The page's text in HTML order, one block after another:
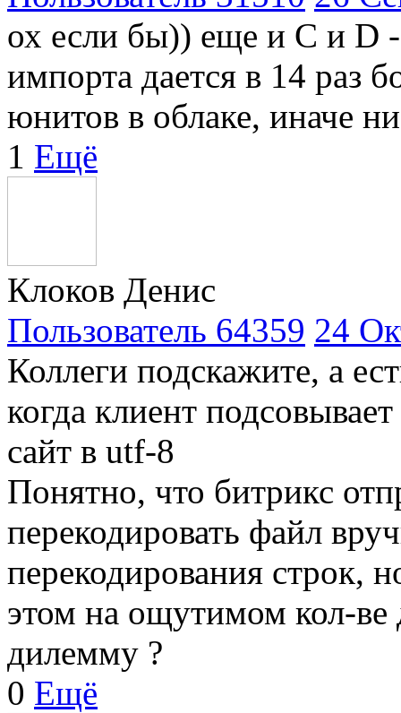
ох если бы)) еще и С и D
импорта дается в 14 раз
юнитов в облаке, иначе
1 Ещё
Клоков Денис
Пользователь 64359 24
Коллеги подскажите, а
когда клиент
сайт в utf-8
Понятно, что битрикс
перекодировать файл
перекодирования строк,
этом на ощутимом кол-
дилемму ?
0 Ещё